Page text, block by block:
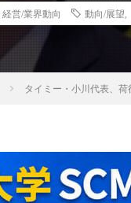
経営/業界動向 動向/展望
タイミー・小川代表、